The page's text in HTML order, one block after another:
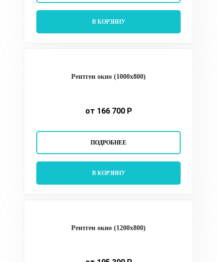
В КОРЗИНУ
Рентген окно (1000х800)
от 166 700 Р
ПОДРОБНЕЕ
В КОРЗИНУ
Рентген окно (1200х800)